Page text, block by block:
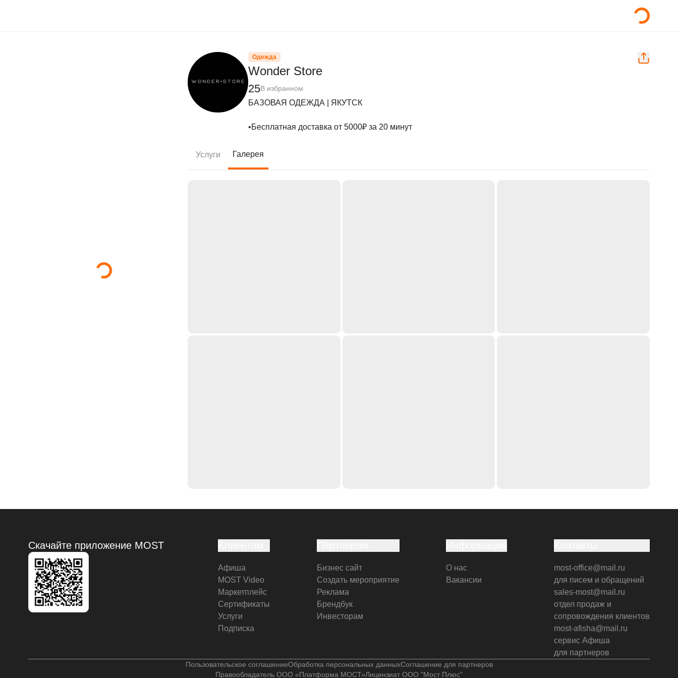
Одежда
Wonder Store
25В избранном
БАЗОВАЯ ОДЕЖДА | ЯКУТСК
•Бесплатная доставка от 5000₽ за 20 минут
Услуги Галерея
Скачайте приложение MOST
Афиша
MOST Video
Маркетплейс
Сертификаты
Услуги
Подписка
Бизнес сайт
Создать мероприятие
Реклама
Брендбук
Инвесторам
О нас
Вакансии
most-office@mail.ru
для писем и обращений
sales-most@mail.ru
отдел продаж и
сопровождения клиентов
most-afisha@mail.ru
сервис Афиша
для партнеров
Пользовательское соглашениеОбработка персональных данныхСоглашение для партнеров
Правообладатель ООО «Платформа МОСТ»Лицензиат ООО "Мост Плюс"